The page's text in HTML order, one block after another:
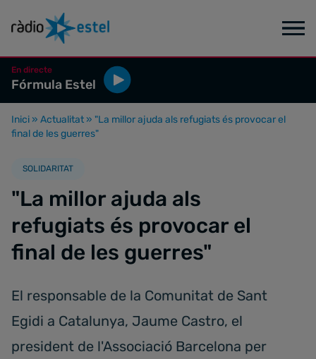
En directe
Fórmula Estel
Inici » Actualitat » "La millor ajuda als refugiats és provocar el
final de les guerres"
SOLIDARITAT
"La millor ajuda als
refugiats és provocar el
final de les guerres"
El responsable de la Comunitat de Sant
Egidi a Catalunya, Jaume Castro, el
president de l'Associació Barcelona per